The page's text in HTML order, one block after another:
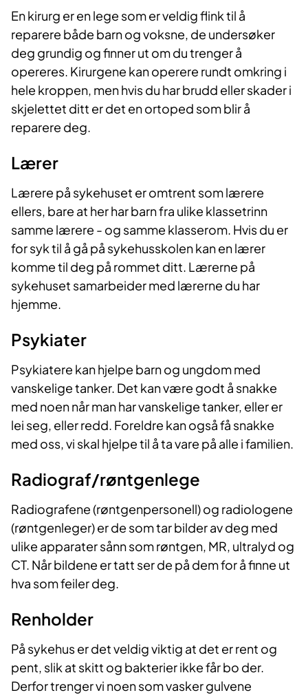
En kirurg er en lege som er veldig flink til å
reparere både barn og voksne, de undersøker
deg grundig og finner ut om du trenger å
opereres. Kirurgene kan operere rundt omkring i
hele kroppen, men hvis du har brudd eller skader i
skjelettet ditt er det en ortoped som blir å
reparere deg.
Lærer
Lærere på sykehuset er omtrent som lærere
ellers, bare at her har barn fra ulike klassetrinn
samme lærere - og samme klasserom. Hvis du er
for syk til å gå på sykehusskolen kan en lærer
komme til deg på rommet ditt. Lærerne på
sykehuset samarbeider med lærerne du har
hjemme.
Psykiater
Psykiatere kan hjelpe barn og ungdom med
vanskelige tanker. Det kan være godt å snakke
med noen når man har vanskelige tanker, eller er
lei seg, eller redd. Foreldre kan også få snakke
med oss, vi skal hjelpe til å ta vare på alle i familien.
Radiograf/røntgenlege
Radiografene (røntgenpersonell) og radiologene
(røntgenleger) er de som tar bilder av deg med
ulike apparater sånn som røntgen, MR, ultralyd og
CT. Når bildene er tatt ser de på dem for å finne ut
hva som feiler deg.
Renholder
På sykehus er det veldig viktig at det er rent og
pent, slik at skitt og bakterier ikke får bo der.
Derfor trenger vi noen som vasker gulvene